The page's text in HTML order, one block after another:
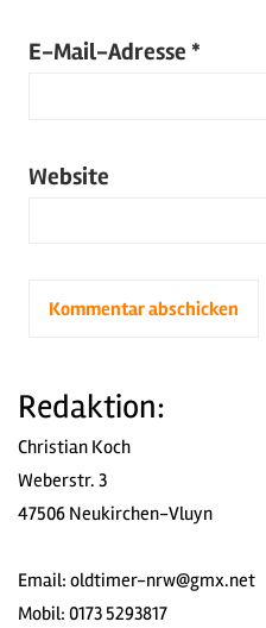
E-Mail-Adresse *
Website
Redaktion:
Christian Koch
Weberstr. 3
47506 Neukirchen-Vluyn
Email: oldtimer-nrw@gmx.net
Mobil: 0173 5293817